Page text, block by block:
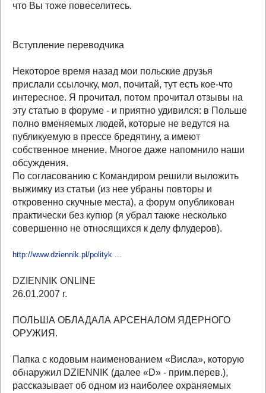
что Вы тоже повеселитесь.
Вступление переводчика
Некоторое время назад мои польские друзья
прислали ссылочку, мол, почитай, тут есть кое-что
интересное. Я прочитал, потом прочитал отзывы на
эту статью в форуме - и приятно удивился: в Польше
полно вменяемых людей, которые не ведутся на
публикуемую в прессе бредятину, а имеют
собственное мнение. Многое даже напомнило наши
обсуждения.
По согласованию с Командиром решили выложить
выжимку из статьи (из нее убраны повторы и
откровенно скучные места), а форум опубликован
практически без купюр (я убрал также несколько
совершенно не относящихся к делу флудеров).
http://www.dziennik.pl/polityk ...
DZIENNIK ONLINE
26.01.2007 г.
ПОЛЬША ОБЛАДАЛА АРСЕНАЛОМ ЯДЕРНОГО
ОРУЖИЯ.
Папка с кодовым наименованием «Висла», которую
обнаружил DZIENNIK (далее «D» - прим.перев.),
рассказывает об одном из наиболее охраняемых